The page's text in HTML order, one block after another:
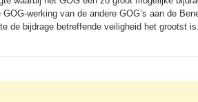
werking van de andere GOG’s aan de
de bijdrage betreffende veiligheid het grootst